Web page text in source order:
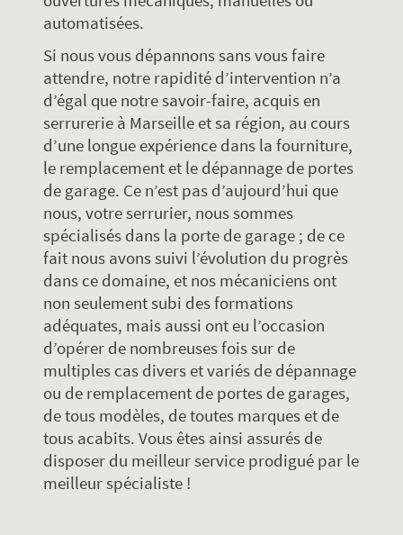
automatisées.
Si nous vous dépannons sans vous faire
attendre, notre rapidité d’intervention n’a
d’égal que notre savoir-faire, acquis en
serrurerie à Marseille et sa région, au cours
d’une longue expérience dans la fourniture,
le remplacement et le dépannage de portes
de garage. Ce n’est pas d’aujourd’hui que
nous, votre serrurier, nous sommes
spécialisés dans la porte de garage ; de ce
fait nous avons suivi l’évolution du progrès
dans ce domaine, et nos mécaniciens ont
non seulement subi des formations
adéquates, mais aussi ont eu l’occasion
d’opérer de nombreuses fois sur de
multiples cas divers et variés de dépannage
ou de remplacement de portes de garages,
de tous modèles, de toutes marques et de
tous acabits. Vous êtes ainsi assurés de
disposer du meilleur service prodigué par le
meilleur spécialiste !